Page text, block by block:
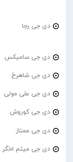
دی جی رجا
دی جی سامیکس
دی جی شاهرخ
دی جی علی مولی
دی جی کوروش
دی جی ممتاز
دی جی میثم اخگر